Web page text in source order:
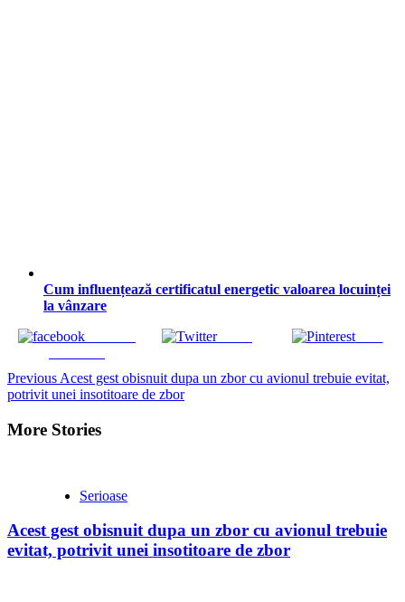
într-un apartament mic
Ghid complet pentru alegerea unui scuter 125 fiabil